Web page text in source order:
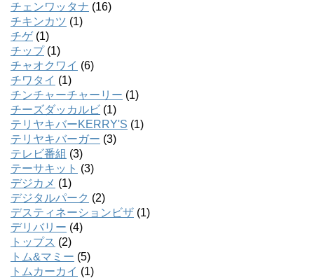
チェンワッタナ (16)
チキンカツ (1)
チゲ(1)
チップ(1)
チャオクワイ (6)
チワタイ (1)
チンチャーチャーリー (1)
チーズダッカルビ (1)
テリヤキバーKERRY'S (1)
テリヤキバーガー (3)
テレビ番組 (3)
テーサキット (3)
デジカメ (1)
デジタルパーク (2)
デスティネーションビザ (1)
デリバリー (4)
トップス (2)
トム&マミー (5)
トムカーカイ (1)